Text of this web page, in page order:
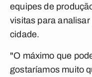
equipes de
visitas para
cidade.
"O máximo que
gostaríamos muito